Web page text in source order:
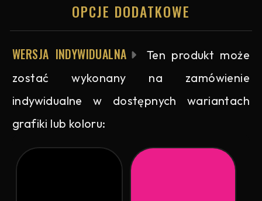
OPCJE DODATKOWE
WERSJA INDYWIDUALNA
Ten produkt może
zostać wykonany na zamówienie
indywidualne w dostępnych wariantach
grafiki lub koloru: